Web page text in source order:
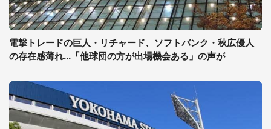
電撃トレードの巨人・リチャード、ソフトバンク・秋広優人
の存在感薄れ...「他球団の方が出場機会ある」の声が